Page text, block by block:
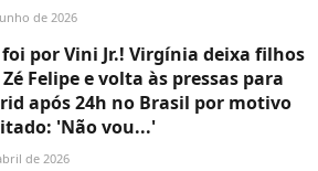
de 2026
por Vini Jr.! Virgínia deixa filhos
Felipe e volta às pressas para
após 24h no Brasil por motivo
'Não vou...'
de 2026